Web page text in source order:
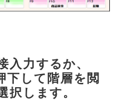
力するか、
下して階層を閲
します。